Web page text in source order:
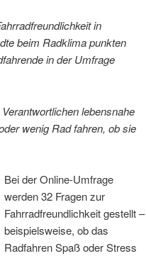
in
beim Radklima punkten
in der Umfrage
lebensnahe
wenig Rad fahren, ob sie
Bei der Online-Umfrage
werden 32 Fragen zur
Fahrradfreundlichkeit gestellt –
beispielsweise, ob das
Radfahren Spaß oder Stress